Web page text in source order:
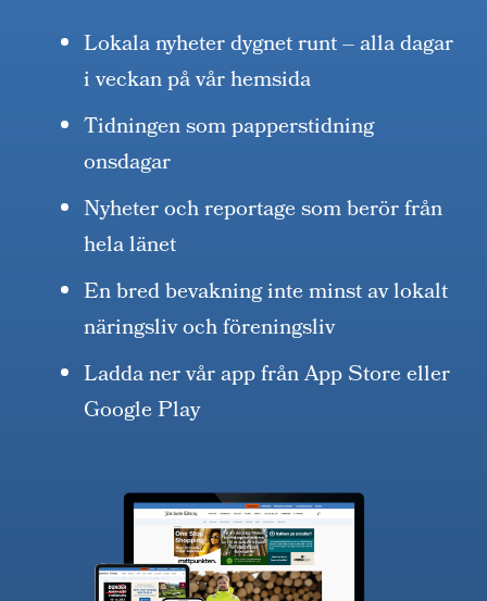
Lokala nyheter dygnet runt – alla dagar
i veckan på vår hemsida
Tidningen som papperstidning
onsdagar
Nyheter och reportage som berör från
hela länet
En bred bevakning inte minst av lokalt
näringsliv och föreningsliv
Ladda ner vår app från App Store eller
Google Play